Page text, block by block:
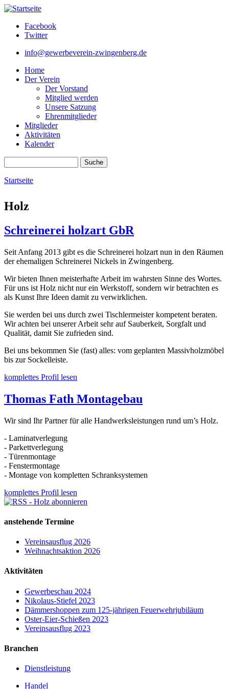
Direkt zum Inhalt
Facebook
Twitter
info@gewerbeverein-zwingenberg.de
Home
Der Verein
Der Vorstand
Mitglied werden
Unsere Satzung
Ehrenmitglieder
Mitglieder
Aktivitäten
Kalender
Startseite
Holz
Schreinerei holzart GbR
Seit Anfang 2013 gibt es die Schreinerei holzart nun in den Räumen
der ehemaligen Schreinerei Nickels in Zwingenberg.
Wir bieten Ihnen meisterhafte Arbeit im wahrsten Sinne des Wortes.
Für uns ist Holz nicht nur ein Werkstoff, sondern wir betrachten es
als Kunst Ihre Ideen damit zu verwirklichen.
Sie werden bei uns durch zwei Tischlermeister kompetent beraten.
Wir achten bei unserer Arbeit sehr auf Sauberkeit, Sorgfalt und
Qualität, damit Sie zufrieden sind.
Bei uns bekommen Sie (fast) alles: vom geplanten Massivholzmöbel
bis zur Sockelleiste.
komplettes Profil lesen
Thomas Fath Montagebau
Wir sind Ihr Partner für alle Handwerksleistungen rund um’s Holz.
- Laminatverlegung
- Parkettverlegung
- Türenmontage
- Fenstermontage
- Montage von kompletten Schranksystemen
komplettes Profil lesen
anstehende Termine
Vereinsausflug 2026
Weihnachtsaktion 2026
Aktivitäten
Gewerbeschau 2024
Nikolaus-Stiefel 2023
Dämmershoppen zum 125-jährigen Feuerwehrjubiläum
Oster-Eier-Schießen 2023
Vereinsausflug 2023
Branchen
Dienstleistung
Handel